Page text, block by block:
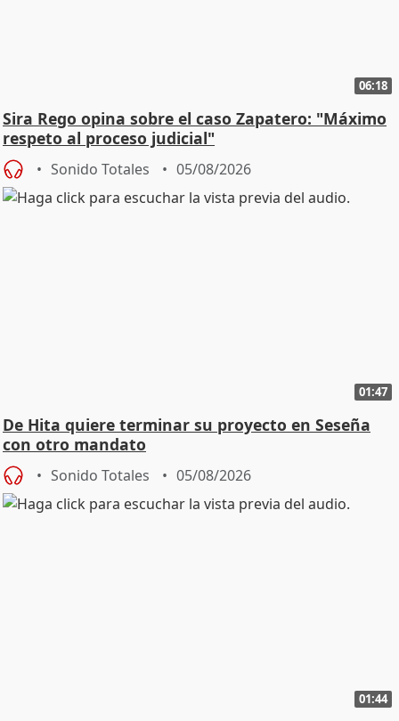
06:18
Sira Rego opina sobre el caso Zapatero: "Máximo
respeto al proceso judicial"
Sonido Totales 05/08/2026
01:47
De Hita quiere terminar su proyecto en Seseña
con otro mandato
Sonido Totales 05/08/2026
01:44